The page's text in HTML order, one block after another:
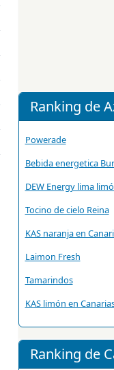
Ranking de
Powerade
Bebida energetica
DEW Energy lima
Tocino de cielo Reina
KAS naranja en
Laimon Fresh
Tamarindos
KAS limón en
Ranking de